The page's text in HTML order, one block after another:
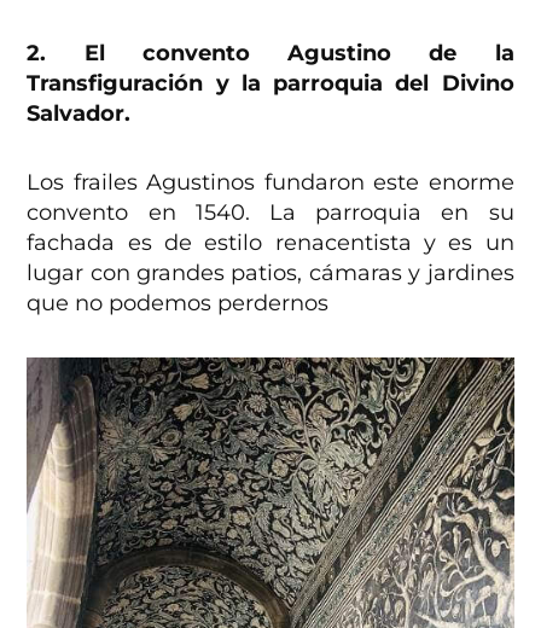
2. El convento Agustino de la
Transfiguración y la parroquia del Divino
Salvador.
Los frailes Agustinos fundaron este enorme
convento en 1540. La parroquia en su
fachada es de estilo renacentista y es un
lugar con grandes patios, cámaras y jardines
que no podemos perdernos